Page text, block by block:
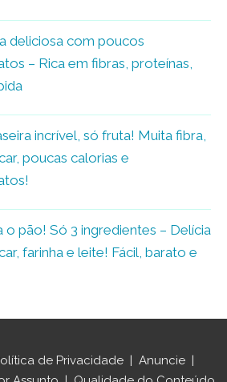
deliciosa com poucos
– Rica em fibras, proteínas,
incrível, só fruta! Muita fibra,
poucas calorias e
o pão! Só 3 ingredientes – Delícia
farinha e leite! Fácil, barato e
de Privacidade | Anuncie |